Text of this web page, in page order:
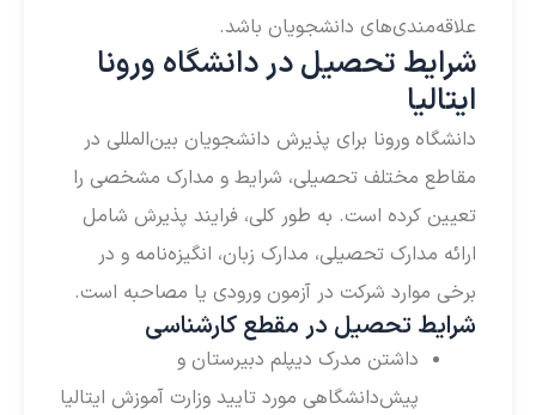
علاقه‌مندی‌های دانشجویان باشد.
شرایط تحصیل در دانشگاه ورونا
ایتالیا
دانشگاه ورونا برای پذیرش دانشجویان بین‌المللی در
مقاطع مختلف تحصیلی، شرایط و مدارک مشخصی را
تعیین کرده است. به طور کلی، فرایند پذیرش شامل
ارائه مدارک تحصیلی، مدارک زبان، انگیزه‌نامه و در
برخی موارد شرکت در آزمون ورودی یا مصاحبه است.
شرایط تحصیل در مقطع کارشناسی
داشتن مدرک دیپلم دبیرستان و
پیش‌دانشگاهی مورد تایید وزارت آموزش ایتالیا